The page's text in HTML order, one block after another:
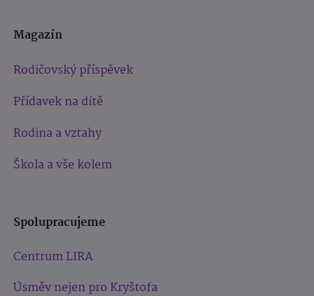
Magazín
Rodičovský příspěvek
Přídavek na dítě
Rodina a vztahy
Škola a vše kolem
Spolupracujeme
Centrum LIRA
Úsměv nejen pro Kryštofa